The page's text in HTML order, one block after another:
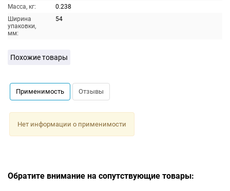
Масса, кг:
0.238
Ширина
упаковки,
мм:
54
Похожие товары
Применимость Отзывы
Нет информации о применимости
Обратите внимание на сопутствующие товары: